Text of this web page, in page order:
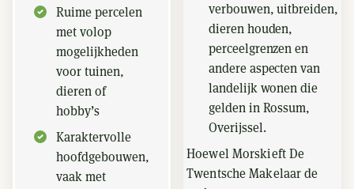
Ruime percelen
met volop
mogelijkheden
voor tuinen,
dieren of
hobby’s
Karaktervolle
hoofdgebouwen,
vaak met
verbouwen, uitbreiden,
dieren houden,
perceelgrenzen en
andere aspecten van
landelijk wonen die
gelden in Rossum,
Overijssel.
Hoewel Morskieft De
Twentsche Makelaar de